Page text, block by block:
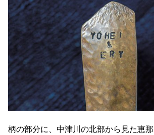
柄の部分に、中津川の北部から見た恵